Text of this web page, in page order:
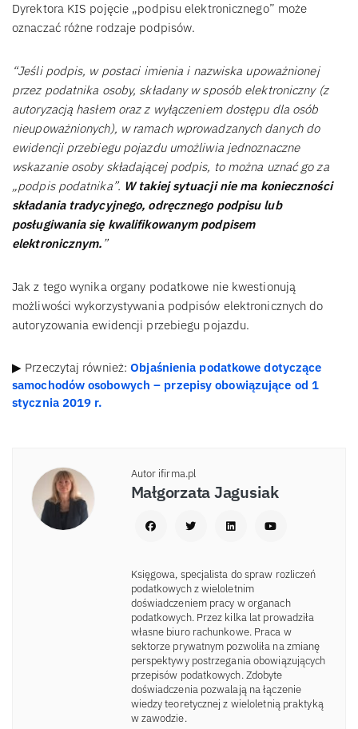
Dyrektora KIS pojęcie „podpisu elektronicznego” może
oznaczać różne rodzaje podpisów.
“Jeśli podpis, w postaci imienia i nazwiska upoważnionej
przez podatnika osoby, składany w sposób elektroniczny (z
autoryzacją hasłem oraz z wyłączeniem dostępu dla osób
nieupoważnionych), w ramach wprowadzanych danych do
ewidencji przebiegu pojazdu umożliwia jednoznaczne
wskazanie osoby składającej podpis, to można uznać go za
„podpis podatnika”. W takiej sytuacji nie ma konieczności
składania tradycyjnego, odręcznego podpisu lub
posługiwania się kwalifikowanym podpisem
elektronicznym. ”
Jak z tego wynika organy podatkowe nie kwestionują
możliwości wykorzystywania podpisów elektronicznych do
autoryzowania ewidencji przebiegu pojazdu.
▶ Przeczytaj również:Objaśnienia podatkowe dotyczące
samochodów osobowych – przepisy obowiązujące od 1
stycznia 2019 r.
Autor ifirma.pl
Małgorzata Jagusiak
Księgowa, specjalista do spraw rozliczeń
podatkowych z wieloletnim
doświadczeniem pracy w organach
podatkowych. Przez kilka lat prowadziła
własne biuro rachunkowe. Praca w
sektorze prywatnym pozwoliła na zmianę
perspektywy postrzegania obowiązujących
przepisów podatkowych. Zdobyte
doświadczenia pozwalają na łączenie
wiedzy teoretycznej z wieloletnią praktyką
w zawodzie.